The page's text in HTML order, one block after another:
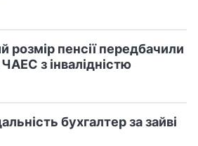
розмір пенсії передбачили
ЧАЕС з інвалідністю
бухгалтер за зайві